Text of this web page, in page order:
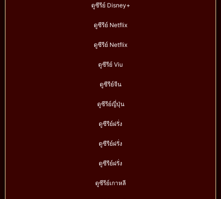
ดูซีรีย์ Disney+
ดูซีรีย์ Netflix
ดูซีรีย์ Netflix
ดูซีรีย์ Viu
ดูซีรีย์จีน
ดูซีรีย์ญี่ปุ่น
ดูซีรีย์ฝรั่ง
ดูซีรีย์ฝรั่ง
ดูซีรีย์ฝรั่ง
ดูซีรีย์เกาหลี